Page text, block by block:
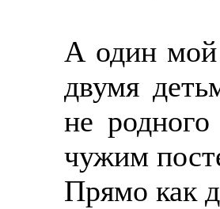
А один мой
двумя
не
чужим
Прямо как